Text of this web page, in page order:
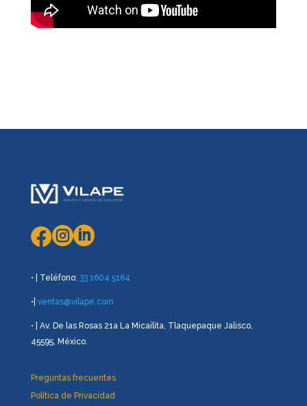

• | Teléfono: 33 1604 5164
•| ventas@vilape.com
• | Av. De las Rosas 21a La Micailita, Tlaquepaque Jalisco,
45595, México.
Preguntas frecuentes
Política de Privacidad